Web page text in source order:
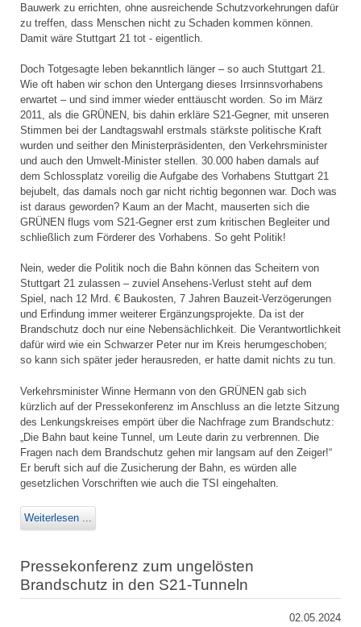
Bauwerk zu errichten, ohne ausreichende Schutzvorkehrungen dafür
zu treffen, dass Menschen nicht zu Schaden kommen können.
Damit wäre Stuttgart 21 tot - eigentlich.
Doch Totgesagte leben bekanntlich länger – so auch Stuttgart 21.
Wie oft haben wir schon den Untergang dieses Irrsinnsvorhabens
erwartet – und sind immer wieder enttäuscht worden. So im März
2011, als die GRÜNEN, bis dahin erkläre S21-Gegner, mit unseren
Stimmen bei der Landtagswahl erstmals stärkste politische Kraft
wurden und seither den Ministerpräsidenten, den Verkehrsminister
und auch den Umwelt-Minister stellen. 30.000 haben damals auf
dem Schlossplatz voreilig die Aufgabe des Vorhabens Stuttgart 21
bejubelt, das damals noch gar nicht richtig begonnen war. Doch was
ist daraus geworden? Kaum an der Macht, mauserten sich die
GRÜNEN flugs vom S21-Gegner erst zum kritischen Begleiter und
schließlich zum Förderer des Vorhabens. So geht Politik!
Nein, weder die Politik noch die Bahn können das Scheitern von
Stuttgart 21 zulassen – zuviel Ansehens-Verlust steht auf dem
Spiel, nach 12 Mrd. € Baukosten, 7 Jahren Bauzeit-Verzögerungen
und Erfindung immer weiterer Ergänzungsprojekte. Da ist der
Brandschutz doch nur eine Nebensächlichkeit. Die Verantwortlichkeit
dafür wird wie ein Schwarzer Peter nur im Kreis herumgeschoben;
so kann sich später jeder herausreden, er hatte damit nichts zu tun.
Verkehrsminister Winne Hermann von den GRÜNEN gab sich
kürzlich auf der Pressekonferenz im Anschluss an die letzte Sitzung
des Lenkungskreises empört über die Nachfrage zum Brandschutz:
„Die Bahn baut keine Tunnel, um Leute darin zu verbrennen. Die
Fragen nach dem Brandschutz gehen mir langsam auf den Zeiger!“
Er beruft sich auf die Zusicherung der Bahn, es würden alle
gesetzlichen Vorschriften wie auch die TSI eingehalten.
Weiterlesen ...
Pressekonferenz zum ungelösten
Brandschutz in den S21-Tunneln
02.05.2024